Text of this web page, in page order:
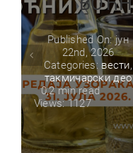
Published On: јун
22nd, 2026
Categories: вести,
такмичарски део
0,2 min read
Views: 1127